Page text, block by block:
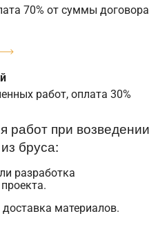
70% от суммы договора
работ, оплата 30%
работ при возведении
бруса:
разработка
материалов.